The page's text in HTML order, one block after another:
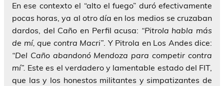
En ese contexto el “alto el fuego” duró efectivamente
pocas horas, ya al otro día en los medios se cruzaban
dardos, del Caño en Perfil acusa: “Pitrola habla más
de mí, que contra Macri”. Y Pitrola en Los Andes dice:
“Del Caño abandonó Mendoza para competir contra
mí”. Este es el verdadero y lamentable estado del FIT,
que las y los honestos militantes y simpatizantes de